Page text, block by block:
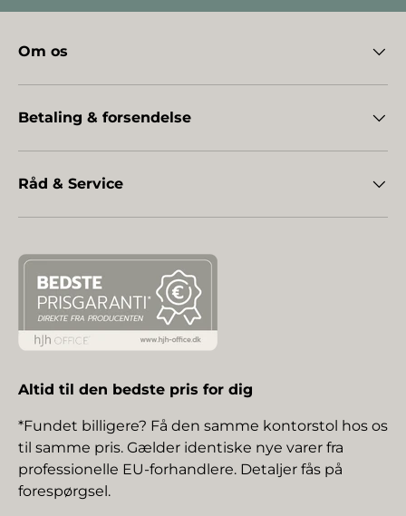
Om os
Betaling & forsendelse
Råd & Service
Altid til den bedste pris for dig
*Fundet billigere? Få den samme kontorstol hos os
til samme pris. Gælder identiske nye varer fra
professionelle EU-forhandlere. Detaljer fås på
forespørgsel.